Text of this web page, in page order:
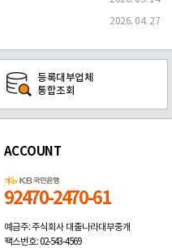
2026. 04. 27
등록대부업체
통합조회
ACCOUNT
92470-2470-61
예금주: 주식회사 대출나라대부중개
팩스번호: 02-543-4569